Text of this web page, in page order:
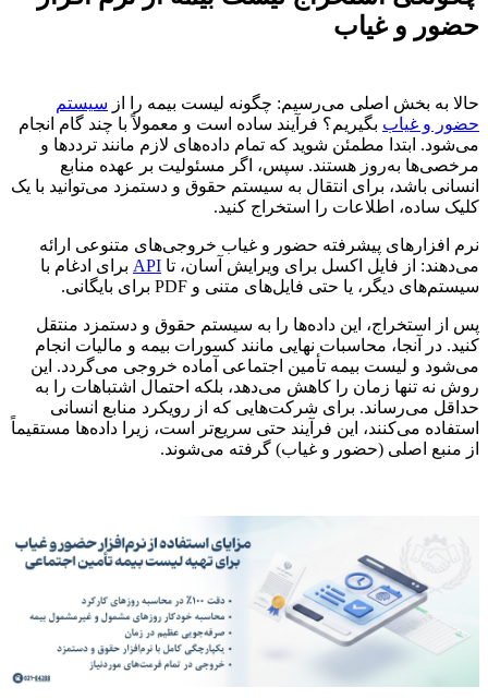
حضور و غیاب
حالا به بخش اصلی می‌رسیم: چگونه لیست بیمه را از سیستم
حضور و غیاب بگیریم؟ فرآیند ساده است و معمولاً با چند گام انجام
می‌شود. ابتدا مطمئن شوید که تمام داده‌های لازم مانند ترددها و
مرخصی‌ها به‌روز هستند. سپس، اگر مسئولیت بر عهده منابع
انسانی باشد، برای انتقال به سیستم حقوق و دستمزد می‌توانید با یک
کلیک ساده، اطلاعات را استخراج کنید.
نرم افزارهای پیشرفته حضور و غیاب خروجی‌های متنوعی ارائه
می‌دهند: از فایل اکسل برای ویرایش آسان، تا API برای ادغام با
سیستم‌های دیگر، یا حتی فایل‌های متنی و PDF برای بایگانی.
پس از استخراج، این داده‌ها را به سیستم حقوق و دستمزد منتقل
کنید. در آنجا، محاسبات نهایی مانند کسورات بیمه و مالیات انجام
می‌شود و لیست بیمه تأمین اجتماعی آماده خروجی می‌گردد. این
روش نه تنها زمان را کاهش می‌دهد، بلکه احتمال اشتباهات را به
حداقل می‌رساند. برای شرکت‌هایی که از رویکرد منابع انسانی
استفاده می‌کنند، این فرآیند حتی سریع‌تر است، زیرا داده‌ها مستقیماً
از منبع اصلی (حضور و غیاب) گرفته می‌شوند.